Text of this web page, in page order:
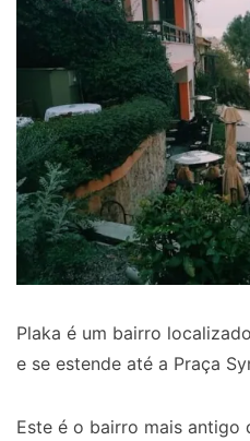
Plaka é um bairro
e se estende até a Praça
Este é o bairro mais antigo